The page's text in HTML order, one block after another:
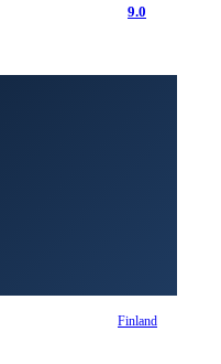
9.0
Finland